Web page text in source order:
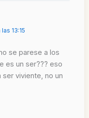
13:15
se parese a los
es un ser??? eso
viviente, no un